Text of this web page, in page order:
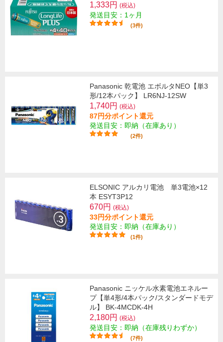
1,333円 (税込)
発送目安：1ヶ月
(3件)
Panasonic 乾電池 エボルタNEO【単3
形/12本パック】 LR6NJ-12SW
1,740円 (税込)
87円分ポイント還元
発送目安：即納（在庫あり）
(2件)
ELSONIC アルカリ電池 単3電池×12
本 ESYT3P12
670円 (税込)
33円分ポイント還元
発送目安：即納（在庫あり）
(1件)
Panasonic ニッケル水素電池エネルー
プ【単4形/4本パック/スタンダードモデ
ル】 BK-4MCDK-4H
2,180円 (税込)
発送目安：即納（在庫残りわずか）
(7件)